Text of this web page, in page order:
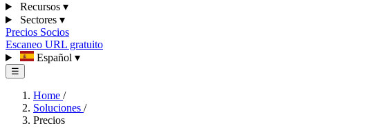
Recursos ▾
Sectores ▾
Precios Socios
Escaneo URL gratuito
Español ▾
☰
Home /
Soluciones /
Precios